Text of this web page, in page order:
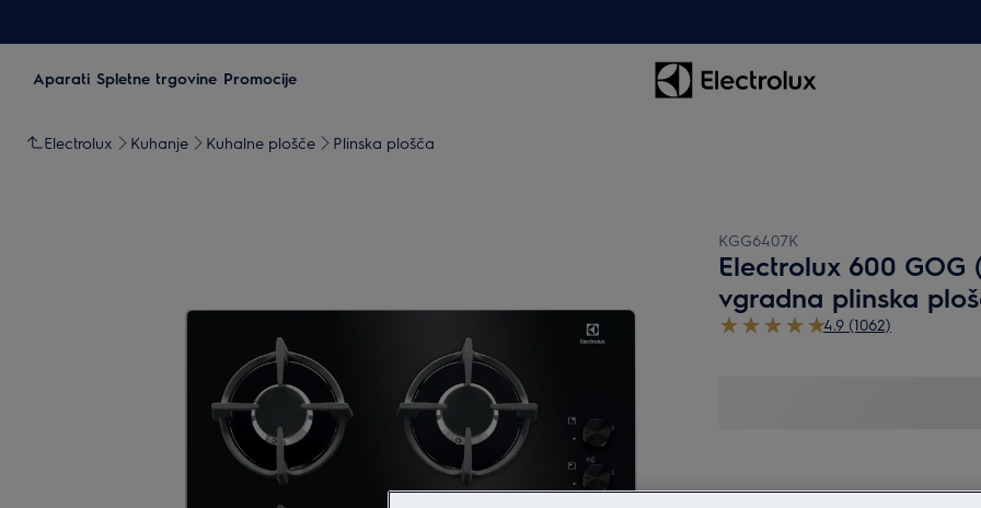
Aparati Spletne trgovine Promocije
Electrolux Kuhanje Kuhalne plošče Plinska plošča
KGG6407K
Electrolux 600 GOG
vgradna plinska
4.9 (1062)